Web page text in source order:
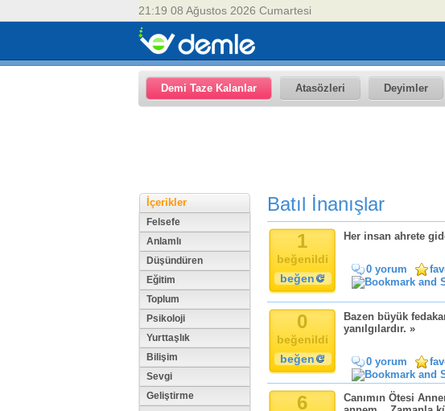
21:19 08 Ağustos 2026 Cumartesi
Demi Taze Kalanlar Atasözleri Deyimler
İçerikler
Felsefe
Anlamlı
Düşündüren
Eğitim
Toplum
Psikoloji
Yurttaşlık
Bilişim
Sevgi
Geliştirme
Batıl İnanışlar
1
beğenildi
beğen
Her insan ahrete
0 yorum
0
beğenildi
beğen
Bazen büyük
yanılgılardır. »
0 yorum
6
Canımın Ötesi